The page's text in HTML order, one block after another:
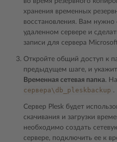
хранения временных
восстановления. Вам нужно
удаленном сервере и
записи для сервера
Откройте общий доступ к
предыдущем шаге, и
Временная сетевая папка.
сервера\db_pleskbackup .
Сервер Plesk будет
скачивания и загрузки
необходимо создать
сервере, подключить ее к